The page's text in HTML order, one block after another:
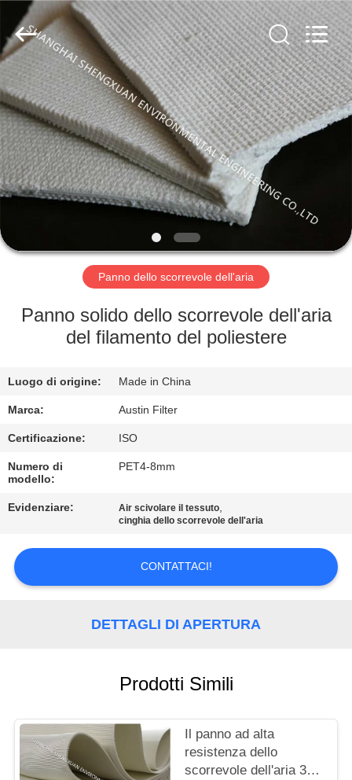
CASA
PRODOTTI
CIRCA
GIRO
FABBRICA
DI
QUALITÀ
CONTATTICI
RICHIEDA
CITAZIONE
PRIVACY
POLICY
Engineering
Co.,LTD.
Rights
Reserved.
Developed
by
ECER
Panno dello scorrevole dell'aria
Panno solido dello scorrevole dell'aria
del filamento del poliestere
Luogo di origine: Made in China
Marca: Austin Filter
Certificazione: ISO
Numero di
modello:
PET4-8mm
Evidenziare: Air scivolare il tessuto,
cinghia dello scorrevole dell'aria
CONTATTACI!
DETTAGLI DI APERTURA
Prodotti Simili
Il panno ad alta
resistenza dello
scorrevole dell'aria 3-8